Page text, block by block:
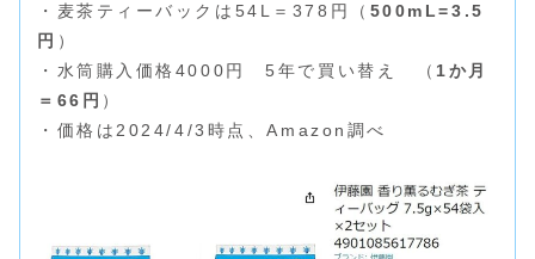
・麦茶ティーバックは54L＝378円（ 500mL=3.5
円 ）
・水筒購入価格4000円 5年で買い替え （ 1か月
＝66円 ）
・価格は2024/4/3時点、Amazon調べ